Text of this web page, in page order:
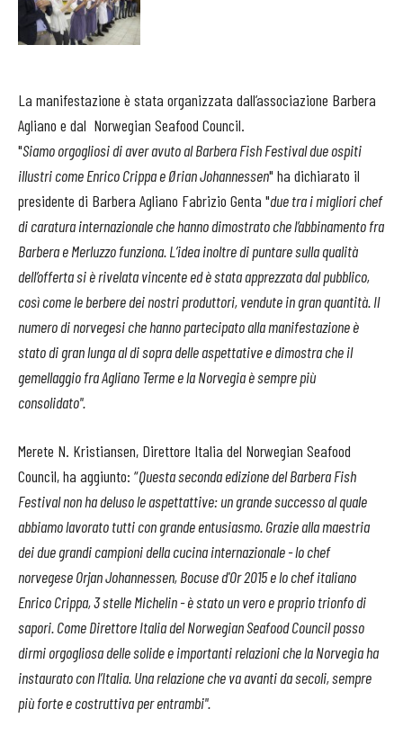
La manifestazione è stata organizzata dall’associazione Barbera
Agliano e dal Norwegian Seafood Council.
"Siamo orgogliosi di aver avuto al Barbera Fish Festival due ospiti
illustri come Enrico Crippa e Ørian Johannessen" ha dichiarato il
presidente di Barbera Agliano Fabrizio Genta "due tra i migliori chef
di caratura internazionale che hanno dimostrato che l’abbinamento fra
Barbera e Merluzzo funziona. L’idea inoltre di puntare sulla qualità
dell’offerta si è rivelata vincente ed è stata apprezzata dal pubblico,
così come le berbere dei nostri produttori, vendute in gran quantità. Il
numero di norvegesi che hanno partecipato alla manifestazione è
stato di gran lunga al di sopra delle aspettative e dimostra che il
gemellaggio fra Agliano Terme e la Norvegia è sempre più
consolidato".
Merete N. Kristiansen, Direttore Italia del Norwegian Seafood
Council, ha aggiunto: “Questa seconda edizione del Barbera Fish
Festival non ha deluso le aspettattive: un grande successo al quale
abbiamo lavorato tutti con grande entusiasmo. Grazie alla maestria
dei due grandi campioni della cucina internazionale - lo chef
norvegese Orjan Johannessen, Bocuse d'Or 2015 e lo chef italiano
Enrico Crippa, 3 stelle Michelin - è stato un vero e proprio trionfo di
sapori. Come Direttore Italia del Norwegian Seafood Council posso
dirmi orgogliosa delle solide e importanti relazioni che la Norvegia ha
instaurato con l’Italia. Una relazione che va avanti da secoli, sempre
più forte e costruttiva per entrambi".